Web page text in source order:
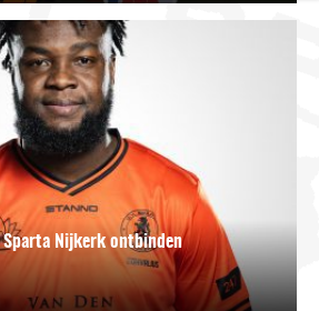
Sparta Nijkerk ontbinden